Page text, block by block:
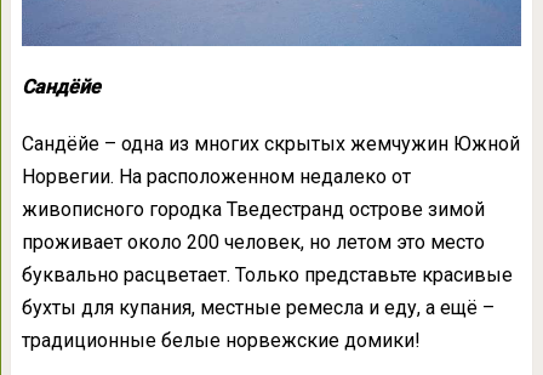
Сандёйе
Сандёйе – одна из многих скрытых жемчужин Южной
Норвегии. На расположенном недалеко от
живописного городка Тведестранд острове зимой
проживает около 200 человек, но летом это место
буквально расцветает. Только представьте красивые
бухты для купания, местные ремесла и еду, а ещё –
традиционные белые норвежские домики!